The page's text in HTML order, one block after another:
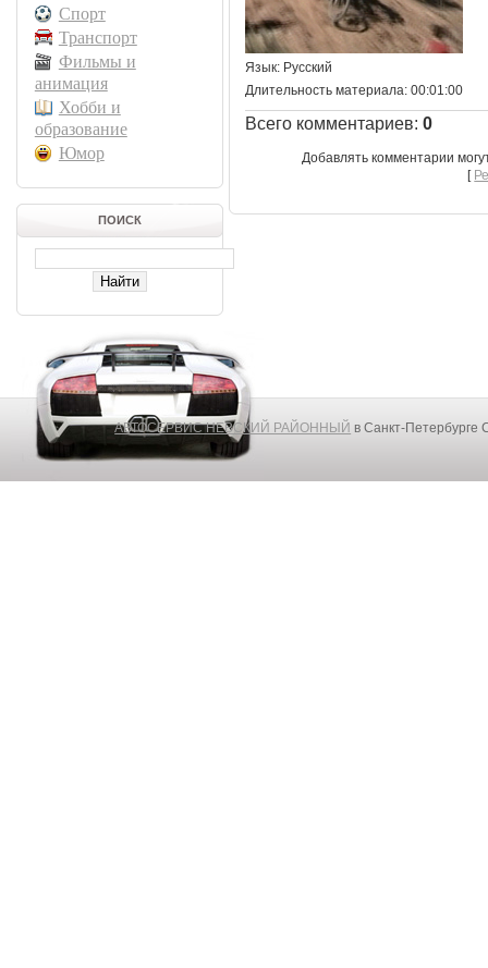
Спорт
Транспорт
Фильмы и
анимация
Хобби и
образование
Юмор
ПОИСК
Язык: Русский
Длительность материала: 00:01:00
Всего комментариев: 0
Добавлять комментарии
[
АВТОСЕРВИС НЕВСКИЙ РАЙОННЫЙ в Санкт-Петербурге